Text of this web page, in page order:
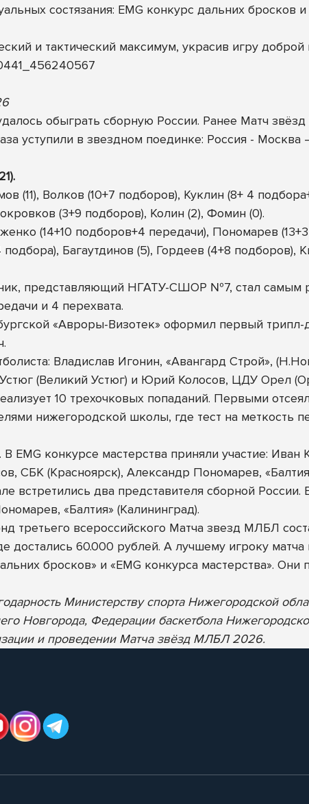
состязания: EMG конкурс дальних бросков и
и тактический максимум, украсив игру
обыграть сборную России. Ранее Матч
уступили в звездном поединке: Россия - Москва
(11), Волков (10+7 подборов), Куклин (8+ 4
(3+9 подборов), Колин (2), Фомин (0).
(14+10 подборов+4 передачи), Пономарев
Багаутдинов (5), Гордеев (4+8 подборов),
представляющий НГАТУ-СШОР №7, стал самым
и 4 перехвата.
«Авроры-Визотек» оформил первый трипл-
Владислав Игонин, «Авангард Строй»,
(Великий Устюг) и Юрий Колосов, ЦДУ Орел
10 трехочковых попаданий. Первыми
нижегородской школы, где тест на меткость
В EMG конкурсе мастерства приняли участие: Иван
СБК (Красноярск), Александр Пономарев,
встретились два представителя сборной России.
«Балтия» (Калининград).
третьего всероссийского Матча звезд МЛБЛ
достались 60.000 рублей. А лучшему игроку матча
бросков» и «EMG конкурса мастерства». Они
Министерству спорта Нижегородской
Новгорода, Федерации баскетбола
и проведении Матча звёзд МЛБЛ 2026.